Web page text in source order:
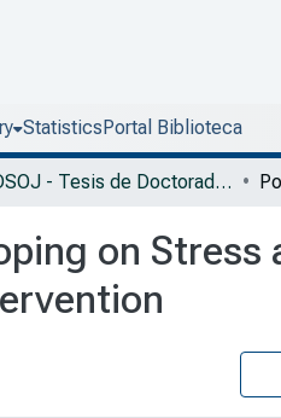
StatisticsPortal Biblioteca
DSOJ - Tesis de Doctorado Internacional en Bienestar Social
on